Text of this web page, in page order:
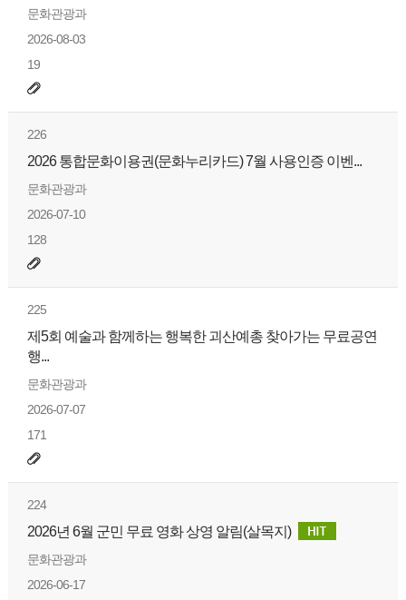
문화관광과
2026-08-03
19
226
2026 통합문화이용권(문화누리카드) 7월 사용인증 이벤...
문화관광과
2026-07-10
128
225
제5회 예술과 함께하는 행복한 괴산예총 찾아가는 무료공연
행...
문화관광과
2026-07-07
171
224
2026년 6월 군민 무료 영화 상영 알림(살목지)
문화관광과
2026-06-17